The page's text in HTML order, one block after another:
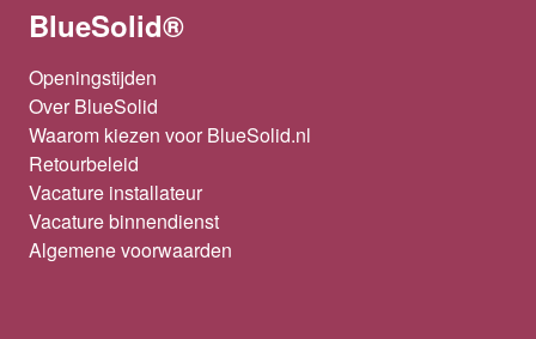
BlueSolid®
Openingstijden
Over BlueSolid
Waarom kiezen voor BlueSolid.nl
Retourbeleid
Vacature installateur
Vacature binnendienst
Algemene voorwaarden